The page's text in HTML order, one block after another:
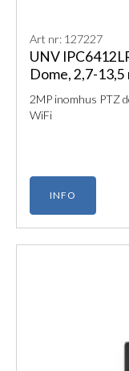
Art nr: 127227
UNV
Dome, 2,7-13,5
2MP inomhus PTZ
WiFi
INFO